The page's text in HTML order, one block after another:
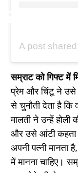
A post shared by All
सम्राट को गिफ्ट में
प्रेम और चिंटू ने उसे
से चुनौती देता है कि
मालती ने उन्हें होली
और उसे आंटी कहता
अपनी पत्नी मानता
में मानना ​​चाहिए।